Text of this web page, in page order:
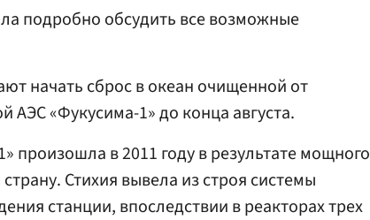
подробно обсудить все возможные
начать сброс в океан очищенной от
АЭС «Фукусима-1» до конца августа.
произошла в 2011 году в результате мощного
Стихия вывела из строя системы
станции, впоследствии в реакторах трех